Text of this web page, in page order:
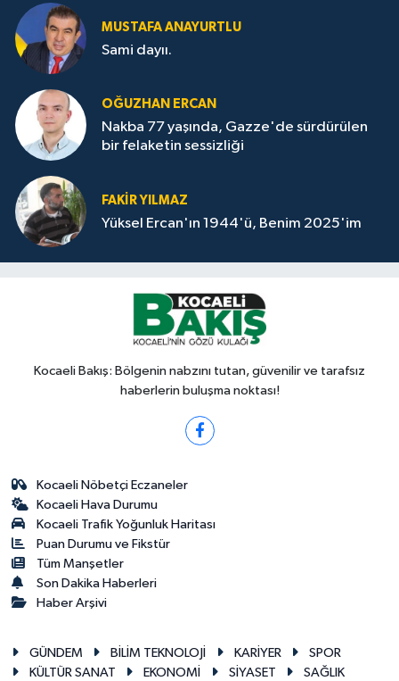
MUSTAFA ANAYURTLU
Sami dayıı.
OĞUZHAN ERCAN
Nakba 77 yaşında, Gazze'de sürdürülen
bir felaketin sessizliği
FAKİR YILMAZ
Yüksel Ercan'ın 1944'ü, Benim 2025'im
Kocaeli Bakış: Bölgenin nabzını tutan, güvenilir ve tarafsız
haberlerin buluşma noktası!
Kocaeli Nöbetçi Eczaneler
Kocaeli Hava Durumu
Kocaeli Trafik Yoğunluk Haritası
Puan Durumu ve Fikstür
Tüm Manşetler
Son Dakika Haberleri
Haber Arşivi
GÜNDEM BİLİM TEKNOLOJİ KARİYER
SPOR
KÜLTÜR SANAT
EKONOMİ SİYASET SAĞLIK